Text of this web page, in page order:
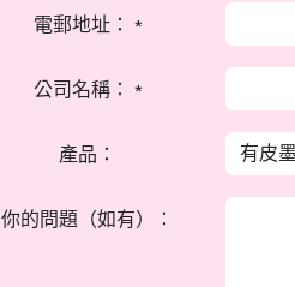
電郵地址： *
公司名稱： *
產品：
你的問題（如有）：